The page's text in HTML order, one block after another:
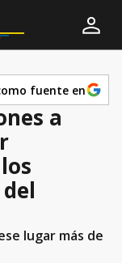
fuente en
a
lugar más de